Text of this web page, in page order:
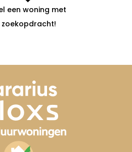
een woning met
zoekopdracht!